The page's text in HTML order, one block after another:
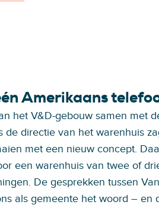
Amerikaans
het V&D-gebouw samen met
directie van het warenhuis
met een nieuw concept.
een warenhuis van twee of
De gesprekken tussen Van
als gemeente het woord – en